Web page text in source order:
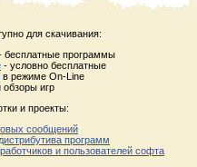
для скачивания:
бесплатные программы
- условно бесплатные
в режиме On-Line
обзоры игр
и проекты:
сообщений
программ
и пользователей софта